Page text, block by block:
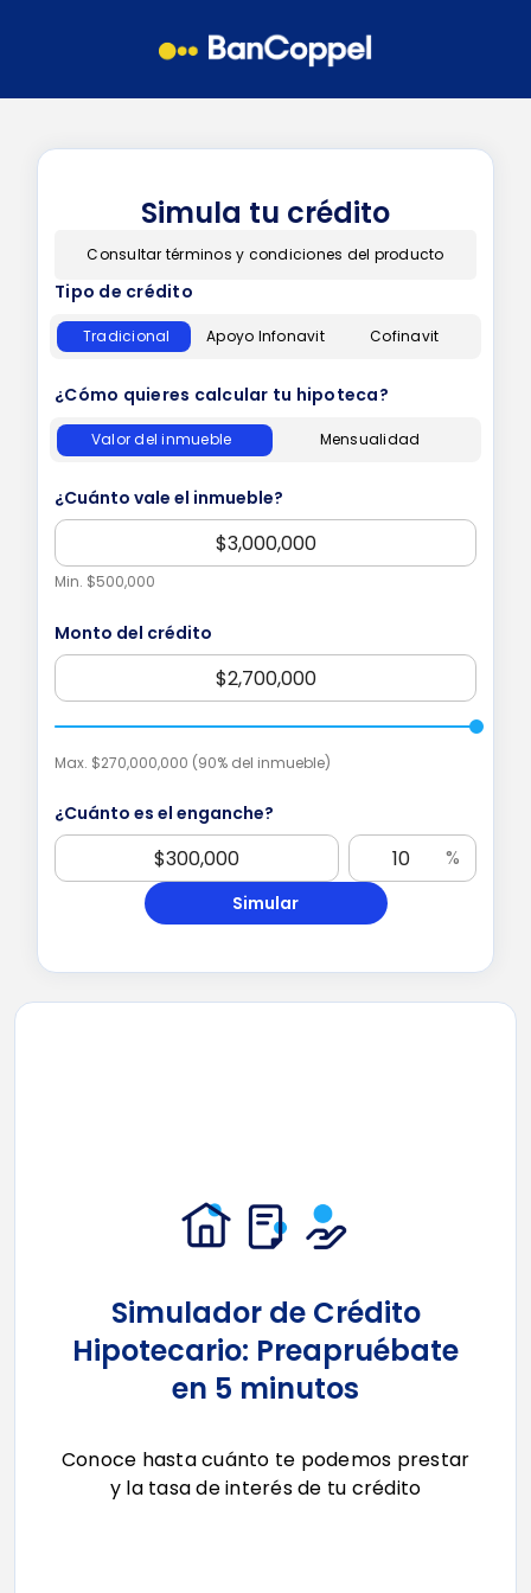
Simula tu crédito
Consultar términos y condiciones del producto
Tipo de crédito
Tradicional Apoyo Infonavit Cofinavit
¿Cómo quieres calcular tu hipoteca?
Valor del inmueble Mensualidad
¿Cuánto vale el inmueble?
Min. $500,000
Monto del crédito
Max. $270,000,000 (90% del inmueble)
¿Cuánto es el enganche?
%
Simular
Simulador de Crédito
Hipotecario: Preapruébate
en 5 minutos
Conoce hasta cuánto te podemos prestar
y la tasa deinterés de tu crédito